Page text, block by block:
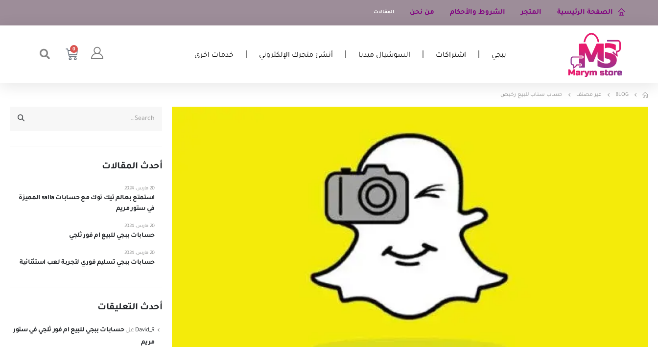
الصفحة الرئيسية المتجر الشروط والأحكام من نحن المقالات
ببجي اشتراكات السوشيال ميديا أنشئ متجرك الإلكتروني خدمات اخرى
0
BLOG غير مصنف حساب سناب للبيع رخيص
أحدث المقالات
استمتع بعالم تيك توك مع حسابات salla المميزة
في ستور مريم
20 مارس، 2024
حسابات ببجي للبيع ام فور ثلجي
20 مارس، 2024
حسابات ببجي تسليم فوري لتجربة لعب استثنائية
20 مارس، 2024
أحدث التعليقات
David_R علىحسابات ببجي للبيع ام فور ثلجي في ستور
مريم